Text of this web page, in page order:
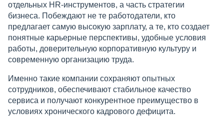
отдельных HR-инструментов, а часть стратегии
бизнеса. Побеждают не те работодатели, кто
предлагает самую высокую зарплату, а те, кто создает
понятные карьерные перспективы, удобные условия
работы, доверительную корпоративную культуру и
современную организацию труда.
Именно такие компании сохраняют опытных
сотрудников, обеспечивают стабильное качество
сервиса и получают конкурентное преимущество в
условиях хронического кадрового дефицита.